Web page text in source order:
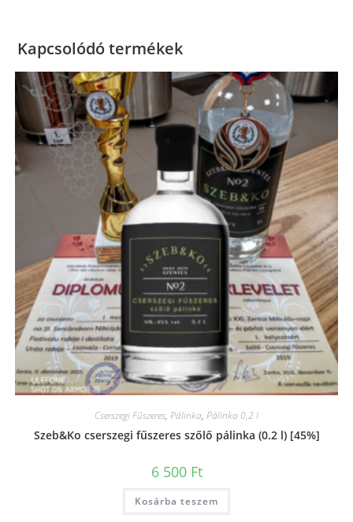
Kapcsolódó termékek
Cserszegi Fűszeres, Pálinka, Pálinka 0,2 l
Szeb&Ko cserszegi fűszeres szőlő pálinka (0.2 l) [45%]
6 500 Ft
Kosárba teszem